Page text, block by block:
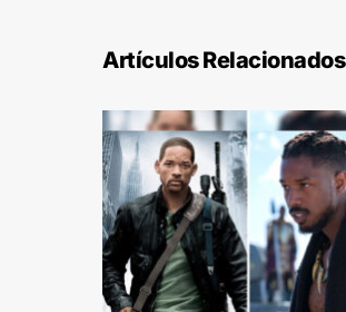
Artículos Relacionados